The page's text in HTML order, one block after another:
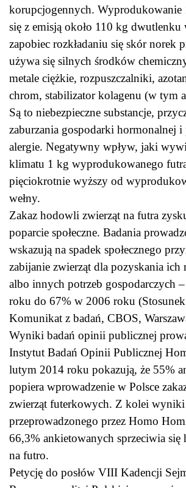
korupcjogennych. Wyprodukowanie
się z emisją około 110 kg
zapobiec rozkładaniu się skór norek
używa się silnych środków
metale ciężkie, rozpuszczalniki,
chrom, stabilizator kolagenu (w tym
Są to niebezpieczne substancje,
zaburzania gospodarki hormonalnej i
alergie. Negatywny wpływ, jaki
klimatu 1 kg wyprodukowanego
pięciokrotnie wyższy od
wełny.
Zakaz hodowli zwierząt na futra
poparcie społeczne. Badania
wskazują na spadek społecznego
zabijanie zwierząt dla pozyskania ich
albo innych potrzeb gospodarczych
roku do 67% w 2006 roku
Komunikat z badań, CBOS,
Wyniki badań opinii publicznej
Instytut Badań Opinii Publicznej
lutym 2014 roku pokazują, że 55%
popiera wprowadzenie w Polsce
zwierząt futerkowych. Z kolei wyniki
przeprowadzonego przez Homo
66,3% ankietowanych sprzeciwia
na futro.
Petycję do posłów VIII Kadencji